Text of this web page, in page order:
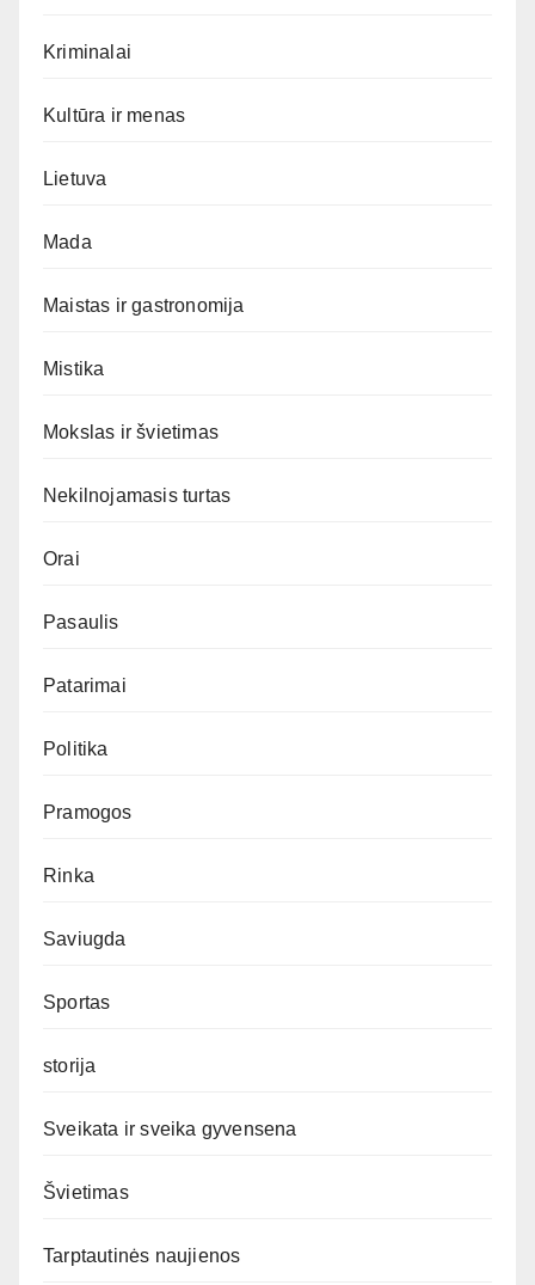
Kriminalai
Kultūra ir menas
Lietuva
Mada
Maistas ir gastronomija
Mistika
Mokslas ir švietimas
Nekilnojamasis turtas
Orai
Pasaulis
Patarimai
Politika
Pramogos
Rinka
Saviugda
Sportas
storija
Sveikata ir sveika gyvensena
Švietimas
Tarptautinės naujienos